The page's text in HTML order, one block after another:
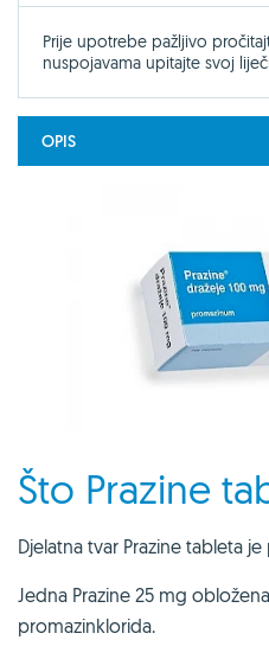
Prije upotrebe pažljivo
nuspojavama upitajte svoj
OPIS
Što Prazine
Djelatna tvar Prazine tableta
Jedna Prazine 25 mg
promazinklorida.